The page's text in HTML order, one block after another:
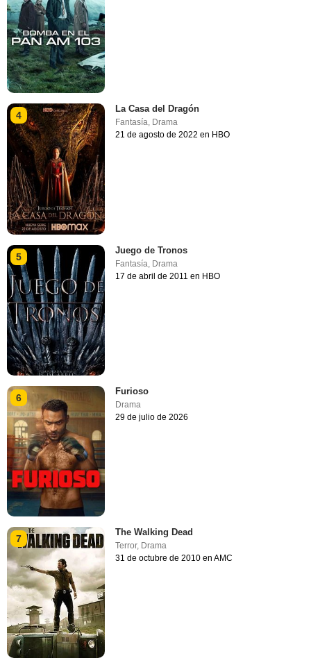
4
La Casa del Dragón
Fantasía, Drama
21 de agosto de 2022 en HBO
5
Juego de Tronos
Fantasía Drama
17 de abril de 2011 en HBO
6
Furioso
Drama
29 de julio de 2026
7
The Walking Dead
Terror, Drama
31 de octubre de 2010 en AMC